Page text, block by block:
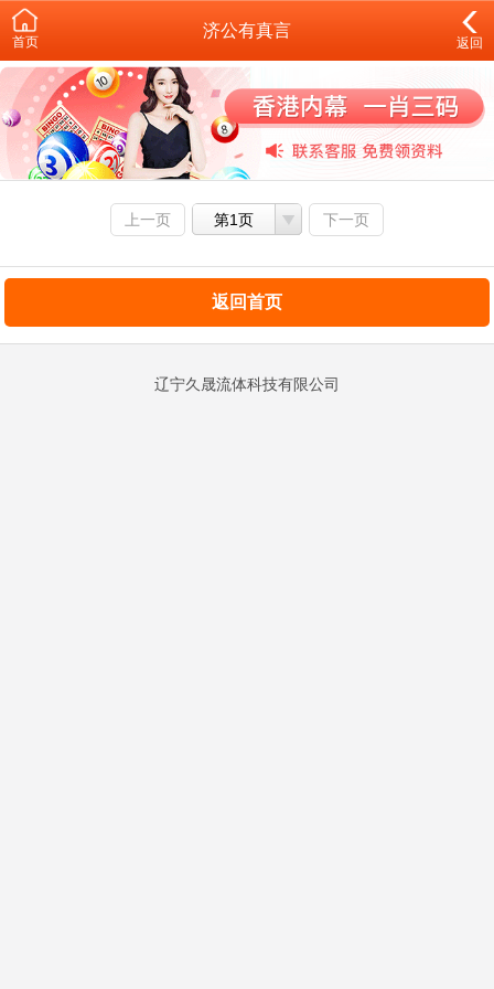
首页
济公有真言
返回
上一页 第1页 下一页
返回首页
辽宁久晟流体科技有限公司